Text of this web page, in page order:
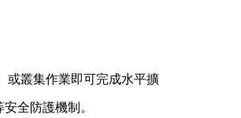
叢集作業即可完成水平擴
全防護機制。